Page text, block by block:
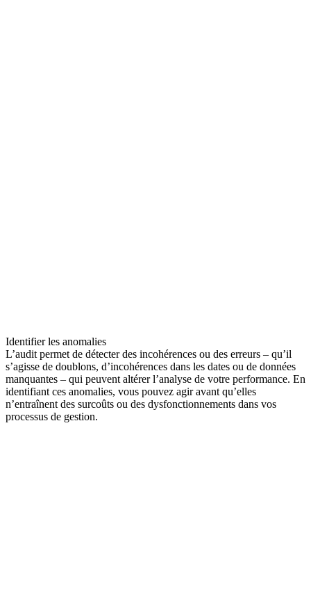
Identifier les anomalies
L’audit permet de détecter des incohérences ou des erreurs – qu’il
s’agisse de doublons, d’incohérences dans les dates ou de données
manquantes – qui peuvent altérer l’analyse de votre performance. En
identifiant ces anomalies, vous pouvez agir avant qu’elles
n’entraînent des surcoûts ou des dysfonctionnements dans vos
processus de gestion.